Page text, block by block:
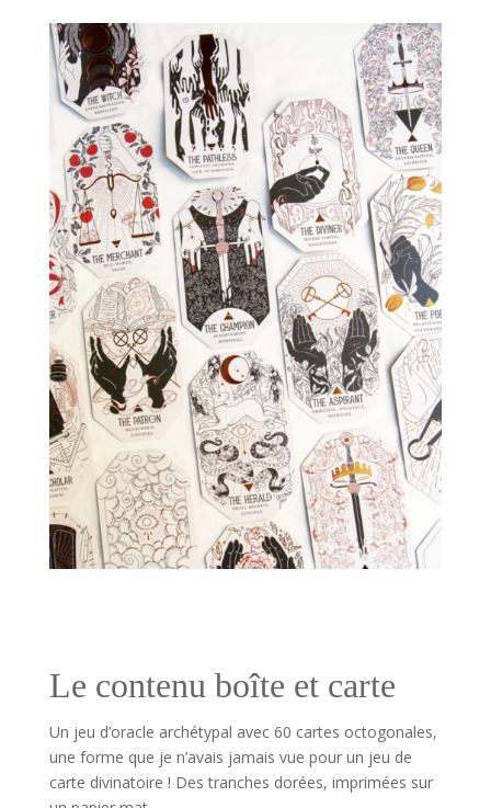
Le contenu boîte et carte
Un jeu d’oracle archétypal avec 60 cartes octogonales,
une forme que je n’avais jamais vue pour un jeu de
carte divinatoire ! Des tranches dorées, imprimées sur